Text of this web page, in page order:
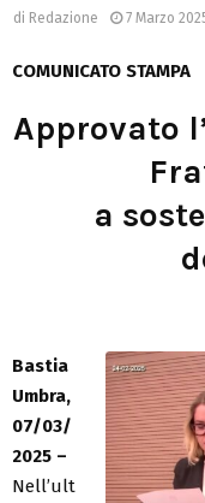
di Redazione 7 Marzo
COMUNICATO STAMPA
Approvato
a
Bastia
Umbra,
07/03/
2025 –
Nell’ult